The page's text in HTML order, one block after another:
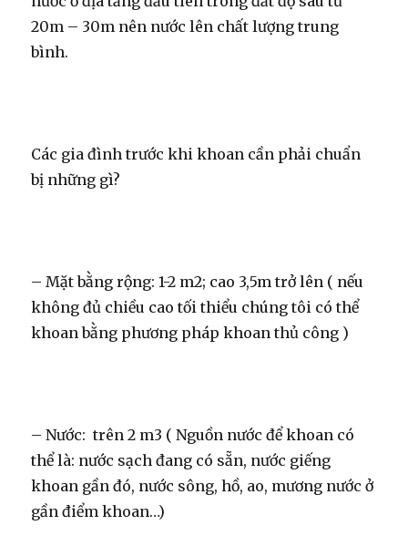
20m – 30m nên nước lên chất lượng trung
bình.
Các gia đình trước khi khoan cần phải chuẩn
bị những gì?
– Mặt bằng rộng: 1-2 m2; cao 3,5m trở lên ( nếu
không đủ chiều cao tối thiểu chúng tôi có thể
khoan bằng phương pháp khoan thủ công )
– Nước: trên 2 m3 ( Nguồn nước để khoan có
thể là: nước sạch đang có sẵn, nước giếng
khoan gần đó, nước sông, hồ, ao, mương nước ở
gần điểm khoan…)